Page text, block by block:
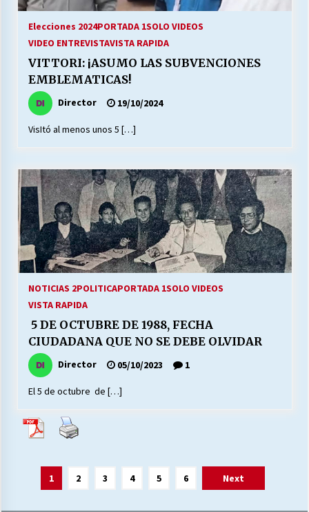
Elecciones 2024PORTADA 1SOLO VIDEOS
VIDEO ENTREVISTAVISTA RAPIDA
VITTORI: ¡ASUMO LAS SUBVENCIONES
EMBLEMATICAS!
Director 19/10/2024
VisItó al menos unos 5 […]
NOTICIAS 2POLITICAPORTADA 1SOLO VIDEOS
VISTA RAPIDA
5 DE OCTUBRE DE 1988, FECHA
CIUDADANA QUE NO SE DEBE OLVIDAR
Director 05/10/2023 1
El 5 de octubre de […]
Paginación
1 2 3 4 5 6 Next